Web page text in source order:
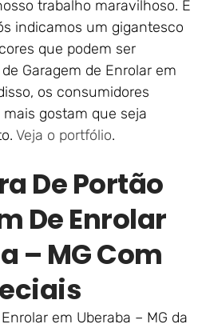
trabalho maravilhoso. É
indicamos um gigantesco
que podem ser
Garagem de Enrolar em
os consumidores
gostam que seja
Veja o portfólio.
De Portão
De Enrolar
– MG Com
em Uberaba – MG da